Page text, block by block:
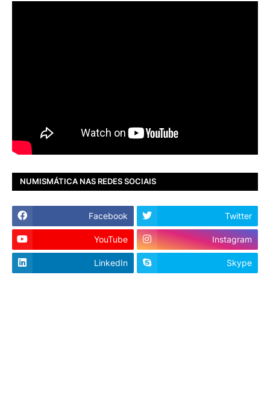
NUMISMÁTICA NAS REDES SOCIAIS
Facebook Twitter
YouTube Instagram
LinkedIn Skype